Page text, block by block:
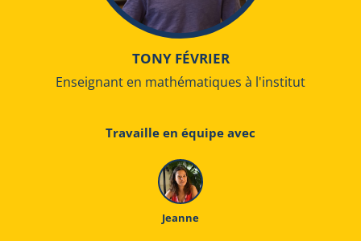
TONY FÉVRIER
Enseignant en mathématiques à l'institut
Travaille en équipe avec
Jeanne